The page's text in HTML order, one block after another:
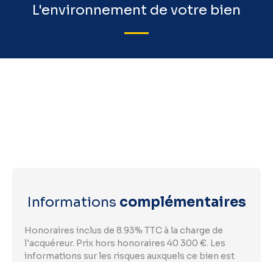
L'environnement de votre bien
Informations complémentaires
Honoraires inclus de 8.93% TTC à la charge de
l'acquéreur. Prix hors honoraires 40 300 €. Les
informations sur les risques auxquels ce bien est